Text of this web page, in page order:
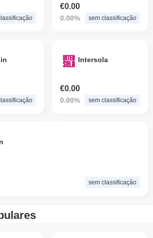
€0.00
0.00% sem classificação
Intersola
€0.00
0.00% sem classificação
sem classificação